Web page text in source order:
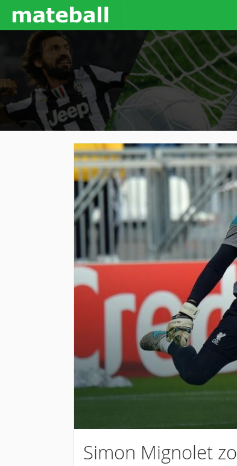
Simon Mignolet